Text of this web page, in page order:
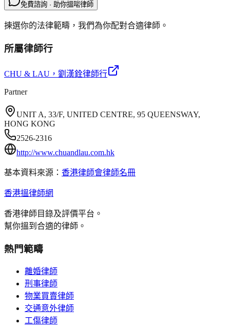
免費諮詢 · 助你搵啱律師
揀選你的法律範疇，我們為你配對合適律師。
所屬律師行
CHU & LAU ，劉漢銓律師行
Partner
UNIT A, 33/F, UNITED CENTRE, 95 QUEENSWAY,
HONG KONG
2526-2316
http://www.chuandlau.com.hk
基本資料來源： 香港律師會律師名冊
香港搵律師網
香港律師目錄及評價平台。
幫你搵到合適的律師。
熱門範疇
離婚律師
刑事律師
物業買賣律師
交通意外律師
工傷律師